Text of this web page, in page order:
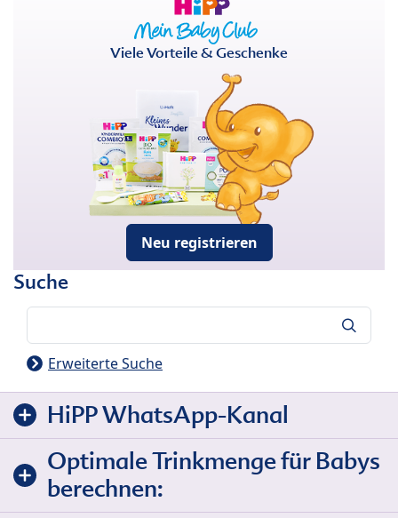
Viele Vorteile & Geschenke
Neu registrieren
Suche
Erweiterte Suche
HiPP WhatsApp-Kanal
Optimale Trinkmenge für Babys
berechnen: